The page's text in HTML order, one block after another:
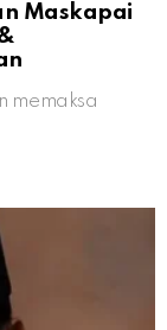
Maskapai
memaksa